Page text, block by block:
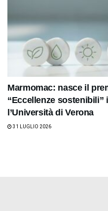
Marmomac: nasce il
“Eccellenze
l’Università di Verona
31 LUGLIO 2026